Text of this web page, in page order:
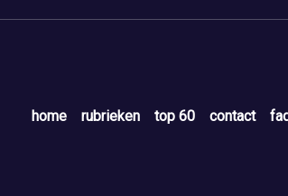
home rubrieken top 60 contact